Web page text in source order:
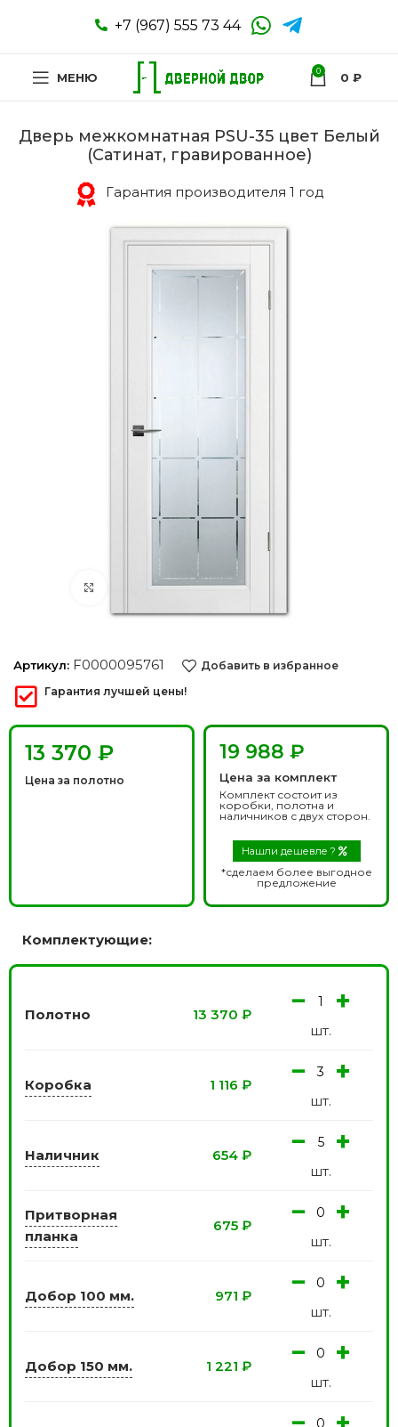
+7 (967) 555 73 44
МЕНЮ 0 0 ₽
Дверь межкомнатная PSU-35 цвет Белый
(Сатинат, гравированное)
Гарантия производителя 1 год
Нажмите, чтобы увеличить
Артикул: F0000095761
Добавить в избранное
Гарантия лучшей цены!
₽
Цена за полотно
19 988 ₽
Цена за комплект
Комплект состоит из
коробки, полотна и
наличников с двух сторон.
Нашли дешевле ?
*сделаем более выгодное
предложение
Комплектующие:
Полотно 13 370 ₽ − +
шт.
Коробка 1 116 ₽ − +
шт.
Наличник 654 ₽ − +
шт.
Притворная
планка
675 ₽ − +
шт.
Добор 100 мм. 971 ₽ − +
шт.
Добор 150 мм. 1 221 ₽ − +
шт.